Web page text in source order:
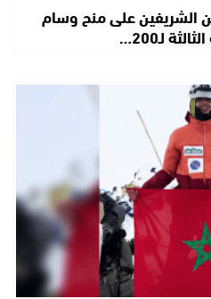
الشريفين على منح وسام
لـ200…